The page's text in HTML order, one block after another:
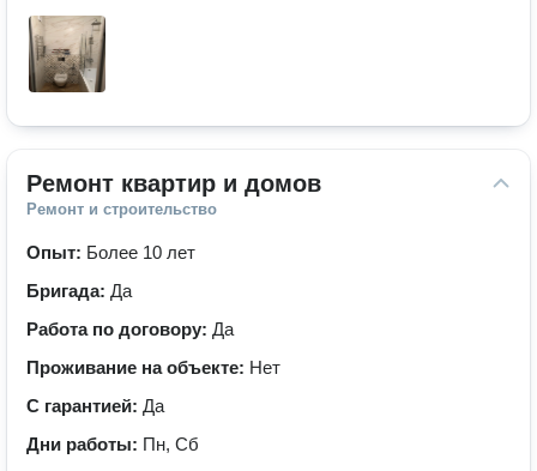
Ремонт квартир и домов
Ремонт и строительство
Опыт: Более 10 лет
Бригада: Да
Работа по договору: Да
Проживание на объекте: Нет
С гарантией: Да
Дни работы: Пн, Сб